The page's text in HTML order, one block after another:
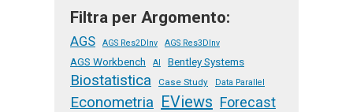
Filtra per Argomento:
AGS AGS Res2DInv AGS Res3DInv
AGS Workbench AI Bentley Systems
Biostatistica Case Study Data Parallel
Econometria EViews Forecast